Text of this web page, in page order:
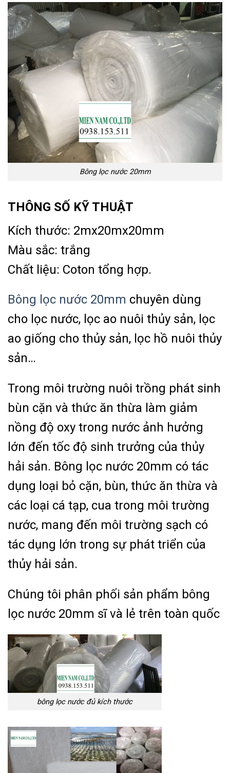
Bông lọc nước 20mm
THÔNG SỐ KỸ THUẬT
Kích thước: 2mx20mx20mm
Màu sắc: trắng
Chất liệu: Coton tổng hợp.
Bông lọc nước 20mm chuyên dùng
cho lọc nước, lọc ao nuôi thủy sản, lọc
ao giống cho thủy sản, lọc hồ nuôi thủy
sản…
Trong môi trường nuôi trồng phát sinh
bùn cặn và thức ăn thừa làm giảm
nồng độ oxy trong nước ảnh hưởng
lớn đến tốc độ sinh trưởng của thủy
hải sản. Bông lọc nước 20mm có tác
dụng loại bỏ cặn, bùn, thức ăn thừa và
các loại cá tạp, cua trong môi trường
nước, mang đến môi trường sạch có
tác dụng lớn trong sự phát triển của
thủy hải sản.
Chúng tôi phân phối sản phẩm bông
lọc nước 20mm sĩ và lẻ trên toàn quốc
bông lọc nước đủ kích thước